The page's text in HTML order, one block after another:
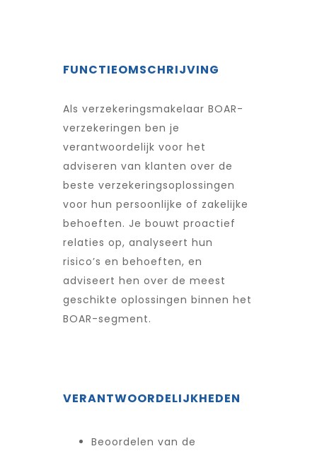
FUNCTIEOMSCHRIJVING
Als verzekeringsmakelaar BOAR-
verzekeringen ben je
verantwoordelijk voor het
adviseren van klanten over de
beste verzekeringsoplossingen
voor hun persoonlijke of zakelijke
behoeften. Je bouwt proactief
relaties op, analyseert hun
risico’s en behoeften, en
adviseert hen over de meest
geschikte oplossingen binnen het
BOAR-segment.
VERANTWOORDELIJKHEDEN
Beoordelen van de